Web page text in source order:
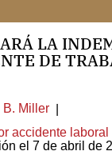
LA
DE
B. Miller
accidente laboral
el 7 de abril de